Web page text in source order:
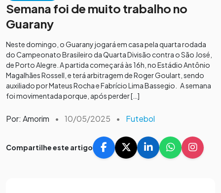
Semana foi de muito trabalho no
Guarany
Neste domingo, o Guarany jogará em casa pela quarta rodada
do Campeonato Brasileiro da Quarta Divisão contra o São José,
de Porto Alegre. A partida começará às 16h, no Estádio Antônio
Magalhães Rossell, e terá arbitragem de Roger Goulart, sendo
auxiliado por Mateus Rocha e Fabrício Lima Bassegio. A semana
foi movimentada porque, após perder […]
Por: Amorim • 10/05/2025 • Futebol
Compartilhe este artigo